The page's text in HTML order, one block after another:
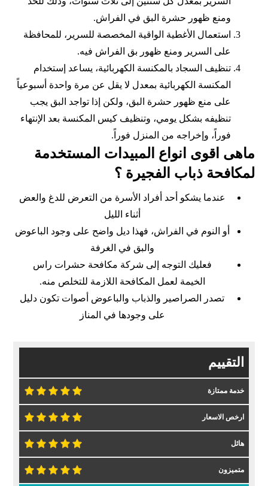
ومنع ظهور حشرة البق في الفراش.
استعمال الأغطية الواقية المخصصة للسرير، للمحافظة
على السرير ومنع ظهور بق الفراش فيه.
تنظيف السجاد بالمكنسة الكهربائية، يساعد إستخدام
المكنسة الكهربائية بمعدل لا يقل عن مرة واحدة أسبوعياً
على منع ظهور حشرة البق، ولكن إذا تواجد البق يجب
تنظيفه بشكل يومي، وتنظيف كيس المكنسة بعد الإنتهاء
فوراً، وإخراجه من المنزل فوراً.
ماهى اقوى انواع المبيدات المستخدمة
لمكافحة ذباب الفجيرة ؟
عندما يشكو أحد أفراد الأسرة من التعرض للدغ والعض
أثناء الليل
أو النوم في الفراش، فهذا ديل واضح على وجود الباعوض
والبق في الغرفة
فعليك التوجه إلى شركة مكافحة حشرات راس
الخيمة لعمل المكافحة اللازمة للتخلص منه.
تصدر الصراصير والذباب والباعوض أصوات تكون دليل
على وجودها في المناز
التقييم
خدمة ممتازة
ارخص الاسعار
هائل
متميزون